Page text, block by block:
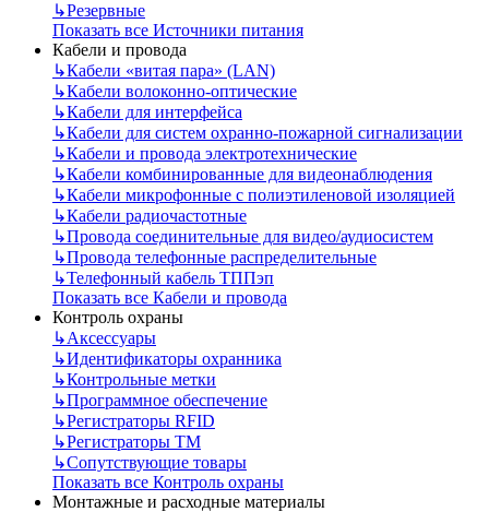
↳Резервные
Показать все Источники питания
Кабели и провода
↳Кабели «витая пара» (LAN)
↳Кабели волоконно-оптические
↳Кабели для интерфейса
↳Кабели для систем охранно-пожарной сигнализации
↳Кабели и провода электротехнические
↳Кабели комбинированные для видеонаблюдения
↳Кабели микрофонные с полиэтиленовой изоляцией
↳Кабели радиочастотные
↳Провода соединительные для видео/аудиосистем
↳Провода телефонные распределительные
↳Телефонный кабель ТППэп
Показать все Кабели и провода
Контроль охраны
↳Аксессуары
↳Идентификаторы охранника
↳Контрольные метки
↳Программное обеспечение
↳Регистраторы RFID
↳Регистраторы ТМ
↳Сопутствующие товары
Показать все Контроль охраны
Монтажные и расходные материалы